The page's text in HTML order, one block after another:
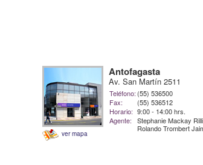
ver mapa
Antofagasta
Av. San Martín 2511
Teléfono: (55) 536500
Fax:
(55) 536512
Horario: 9:00 - 14:00 hrs.
Agente:
Stephanie Mackay
Rolando Trombert